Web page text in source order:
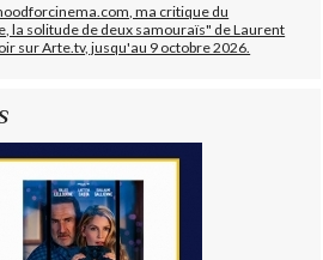
ma critique du
la solitude de deux samouraïs" de Laurent
sur Arte.tv, jusqu'au 9 octobre 2026.